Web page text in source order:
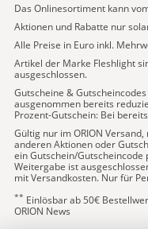
Das Onlinesortiment kann
Aktionen und Rabatte nur
Alle Preise in Euro inkl.
Artikel der Marke Fleshlight
ausgeschlossen.
Gutscheine &
ausgenommen bereits
Prozent-Gutschein: Bei
Gültig nur im ORION
anderen Aktionen oder
ein Gutschein/
Weitergabe ist
mit Versandkosten. Nur für
** Einlösbar ab 50€
ORION News